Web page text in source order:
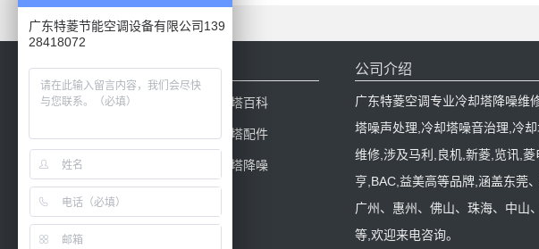
网站导航
网站首页 冷却塔百科
冷却塔配件
冷却塔降噪
工程案例
公司介绍
广东特菱空调专业冷却塔降噪维
塔噪声处理,冷却塔噪音治理,冷
维修,涉及马利,良机,新菱,览讯,菱
亨,BAC,益美高等品牌,涵盖东莞、
广州、惠州、佛山、珠海、中山
等,欢迎来电咨询。
广东特菱节能空调设备有限公司139
28418072